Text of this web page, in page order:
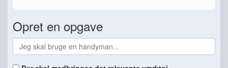
Opret en opgave